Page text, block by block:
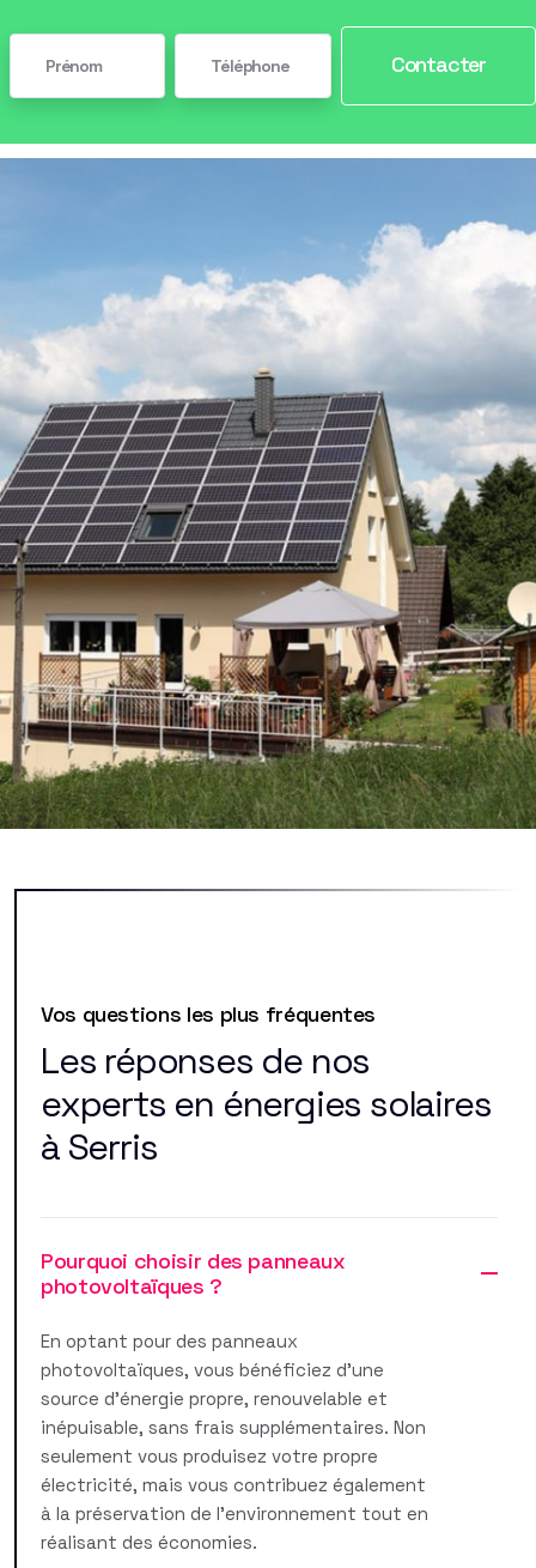
Contacter
Vos questions les plus fréquentes
Les réponses de nos
experts en énergies solaires
à Serris
Pourquoi choisir des panneaux
photovoltaïques ?
En optant pour des panneaux
photovoltaïques, vous bénéficiez d'une
source d'énergie propre, renouvelable et
inépuisable, sans frais supplémentaires. Non
seulement vous produisez votre propre
électricité, mais vous contribuez également
à la préservation de l'environnement tout en
réalisant des économies.